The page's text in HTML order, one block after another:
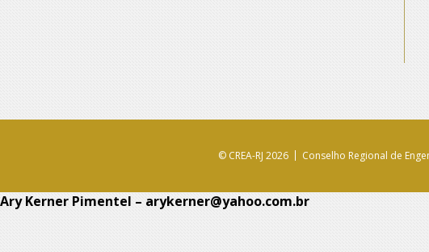
© CREA-RJ 2026 Conselho Regional de
Ary Kerner Pimentel – arykerner@yahoo.com.br